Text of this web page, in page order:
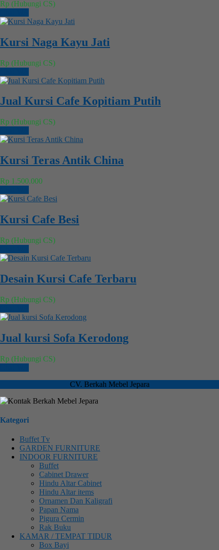
Rp (Hubungi CS)
Kursi Naga Kayu Jati
Rp (Hubungi CS)
Jual Kursi Cafe Kopitiam Putih
Rp (Hubungi CS)
Kursi Teras Antik China
Rp 1.500.000
Kursi Cafe Besi
Rp (Hubungi CS)
Desain Kursi Cafe Terbaru
Rp (Hubungi CS)
Jual kursi Sofa Kerodong
Rp (Hubungi CS)
CV. Berkah Mebel Jepara
Kategori
Buffet Tv
GARDEN FURNITURE
INDOOR FURNITURE
Buffet
Cabinet Drawer
Hindu Altar Cabinet
Hindu Altar items
Ornamen Dan Kaligrafi
Papan Nama
Pigura Cermin
Rak Buku
KAMAR / TEMPAT TIDUR
Box Bayi